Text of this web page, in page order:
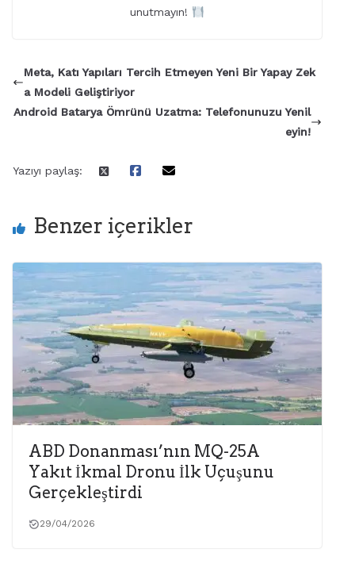
unutmayın!
Meta, Katı Yapıları Tercih Etmeyen Yeni Bir Yapay Zek
a Modeli Geliştiriyor
Android Batarya Ömrünü Uzatma: Telefonunuzu Yenil
eyin!
Yazıyı paylaş:
Benzer içerikler
ABD Donanması’nın MQ-25A
Yakıt İkmal Dronu İlk Uçuşunu
Gerçekleştirdi
29/04/2026